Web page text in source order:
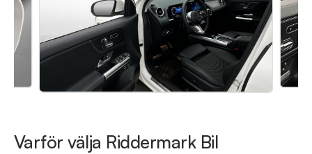
Varför välja Riddermark Bil
Telefontider:
Måndag - Söndag 08:00 - 24:00
Besökstider i butik:
Måndag - Fredag 09:00 - 19:00